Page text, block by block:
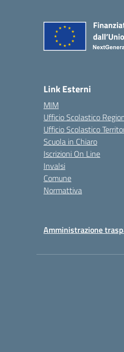
Link Esterni
MIM
Ufficio Scolastico
Ufficio Scolastico
Scuola in Chiaro
Iscrizioni On Line
Invalsi
Comune
Normattiva
Amministrazione